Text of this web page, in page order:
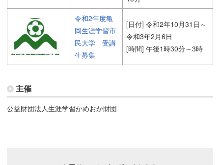
令和2年度亀
岡生涯学習市
民大学 受講
生募集
[日付] 令和2年10月31日～
令和3年2月6日
[時間] 午後1時30分～3時
主催
公益財団法人生涯学習かめおか財団